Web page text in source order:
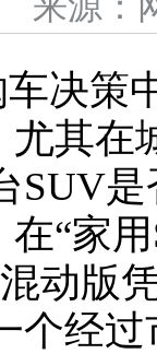
决策
其在
SUV
“家
混动版
个经